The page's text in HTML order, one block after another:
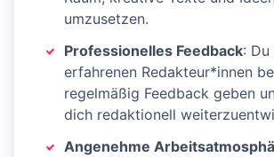
umzusetzen.
Professionelles Feedback:
erfahrenen Redakteur*innen
regelmäßig Feedback geben
dich redaktionell
Angenehme